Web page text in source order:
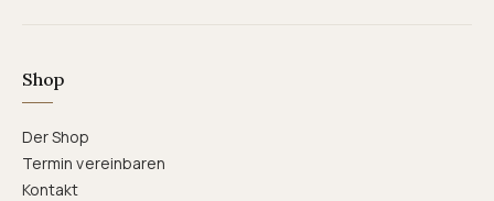
Shop
Der Shop
Termin vereinbaren
Kontakt